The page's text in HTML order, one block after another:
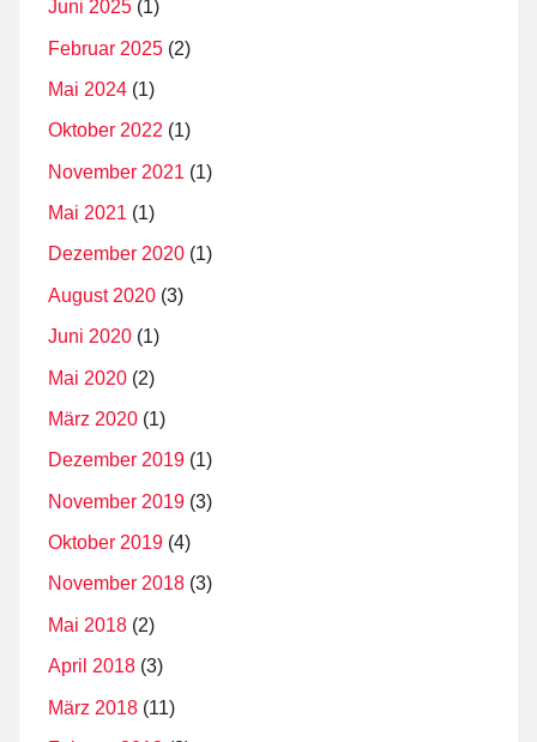
Juni 2025 (1)
Februar 2025 (2)
Mai 2024 (1)
Oktober 2022 (1)
November 2021 (1)
Mai 2021 (1)
Dezember 2020 (1)
August 2020 (3)
Juni 2020 (1)
Mai 2020 (2)
März 2020 (1)
Dezember 2019 (1)
November 2019 (3)
Oktober 2019 (4)
November 2018 (3)
Mai 2018 (2)
April 2018 (3)
März 2018 (11)